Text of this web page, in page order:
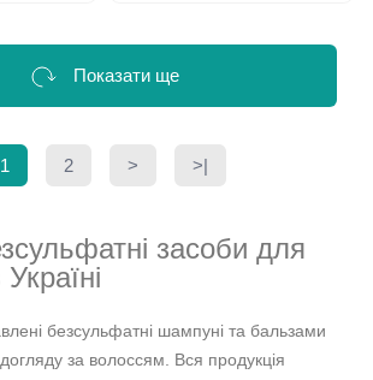
Показати ще
1 2 > >|
засоби для
безсульфатні шампуні та бальзами
за волоссям. Вся продукція